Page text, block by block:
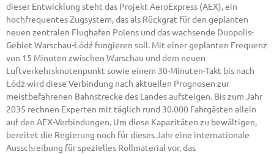
dieser Entwicklung steht das Projekt AeroExpress (AEX), ein
hochfrequentes Zugsystem, das als Rückgrat für den geplanten
neuen zentralen Flughafen Polens und das wachsende Duopolis-
Gebiet Warschau-Łódź fungieren soll. Mit einer geplanten Frequenz
von 15 Minuten zwischen Warschau und dem neuen
Luftverkehrsknotenpunkt sowie einem 30-Minuten-Takt bis nach
Łódź wird diese Verbindung nach aktuellen Prognosen zur
meistbefahrenen Bahnstrecke des Landes aufsteigen. Bis zum Jahr
2035 rechnen Experten mit täglich rund 30.000 Fahrgästen allein
auf den AEX-Verbindungen. Um diese Kapazitäten zu bewältigen,
bereitet die Regierung noch für dieses Jahr eine internationale
Ausschreibung für spezielles Rollmaterial vor, das